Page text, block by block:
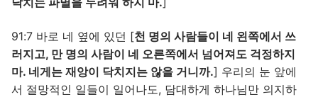
91:7 바로 네 옆에 있던 [천 명의 사람들이 네 왼쪽에서 쓰
러지고, 만 명의 사람이 네 오른쪽에서 넘어져도 걱정하지
마. 네게는 재앙이 닥치지는 않을 거니까.] 우리의 눈 앞에
서 절망적인 일들이 일어나도, 담대하게 하나님만 의지하